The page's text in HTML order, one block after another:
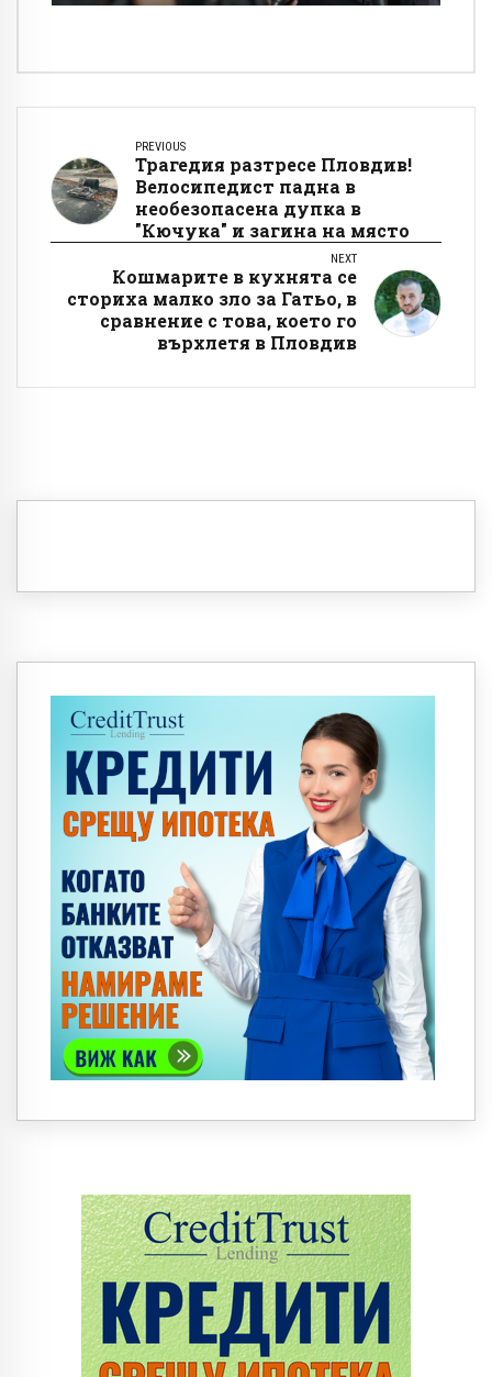
PREVIOUS
Трагедия разтресе Пловдив!
Велосипедист падна в
необезопасена дупка в
"Кючука" и загина на място
NEXT
Кошмарите в кухнята се
сториха малко зло за Гатьо, в
сравнение с това, което го
върхлетя в Пловдив